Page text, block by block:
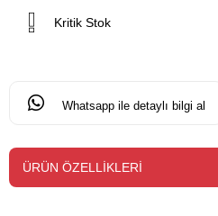
Kritik Stok
Whatsapp ile detaylı bilgi al
ÜRÜN ÖZELLIKLERI